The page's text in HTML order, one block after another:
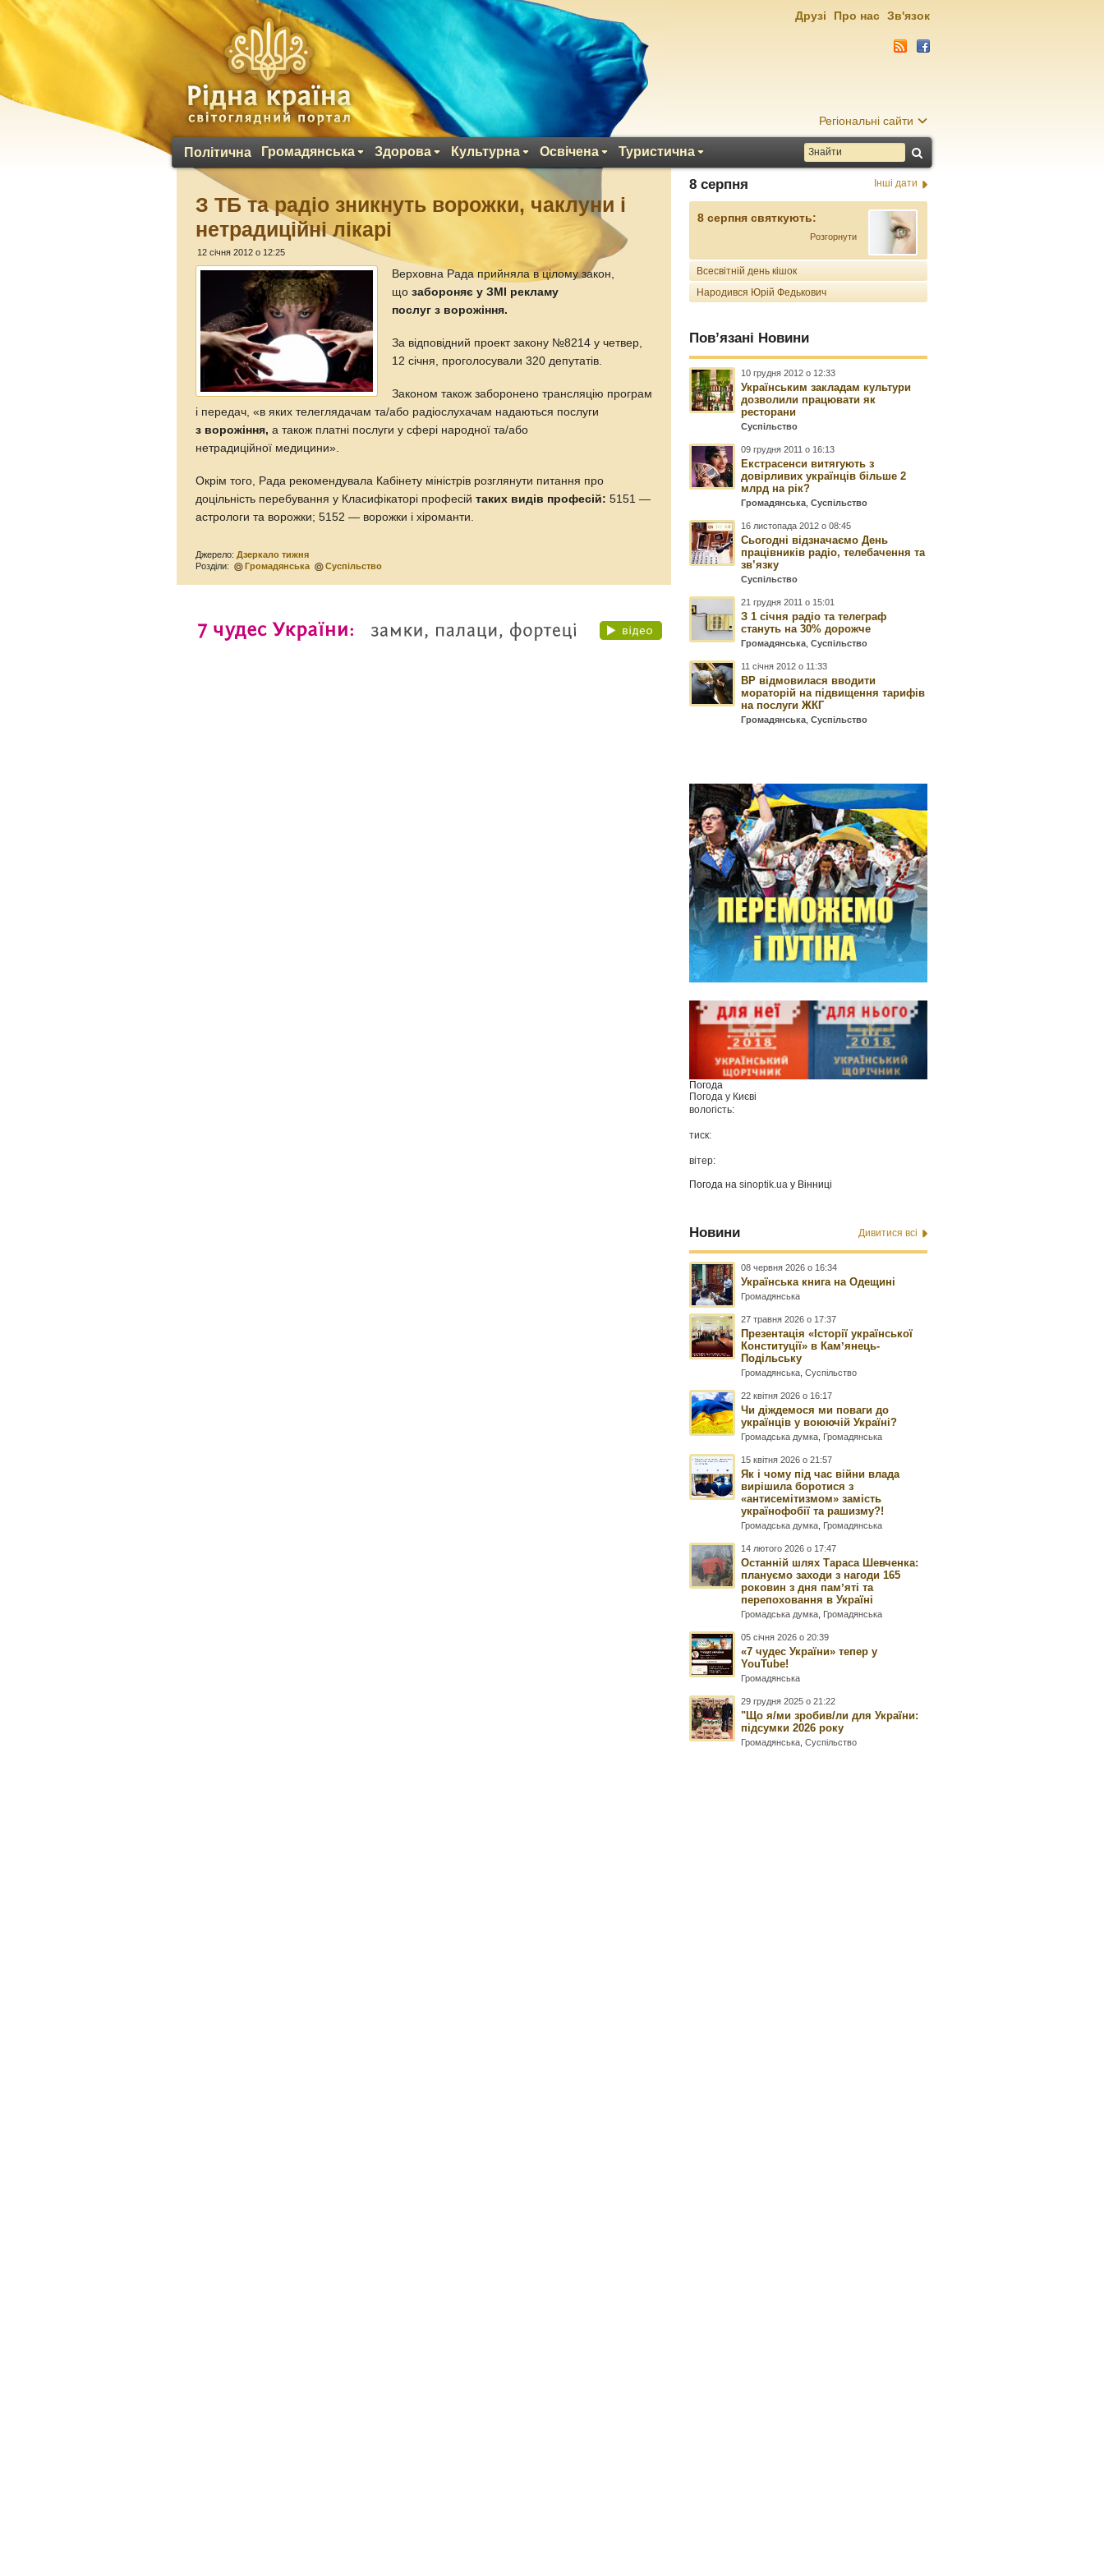
Регіональні сайти
Політична Громадянська Здорова Культурна Освічена Туристична
Друзі Про нас Зв'язок
З ТБ та радіо зникнуть ворожки, чаклуни і
нетрадиційні лікарі
12 січня 2012 о 12:25
Верховна Рада прийняла в цілому закон,
щозабороняє у ЗМІ рекламу
послуг з ворожіння.
За відповідний проект закону №8214 у четвер,
12 січня, проголосували 320 депутатів.
Законом також заборонено трансляцію програм
і передач, «в яких телеглядачам та/або радіослухачам надаються послуги
з ворожіння, а також платні послуги у сфері народної та/або
нетрадиційної медицини».
Окрім того, Рада рекомендувала Кабінету міністрів розглянути питання про
доцільність перебування у Класифікаторі професійтаких видів професій: 5151 —
астрологи та ворожки; 5152 — ворожки і хіроманти.
Джерело:Дзеркало тижня
Розділи:
Громадянська Суспільство
8 серпня Інші дати
8 серпня святкують:
Розгорнути
Всесвітній день кішок
Народився Юрій Федькович
Пов’язані Новини
10 грудня 2012 о 12:33
Українським закладам культури
дозволили працювати як
ресторани
Суспільство
09 грудня 2011 о 16:13
Екстрасенси витягують з
довірливих українців більше 2
млрд на рік?
Громадянська ,Суспільство
16 листопада 2012 о 08:45
Сьогодні відзначаємо День
працівників радіо, телебачення та
зв’язку
Суспільство
21 грудня 2011 о 15:01
З 1 січня радіо та телеграф
стануть на 30% дорожче
Громадянська ,Суспільство
11 січня 2012 о 11:33
ВР відмовилася вводити
мораторій на підвищення тарифів
на послуги ЖКГ
Громадянська ,Суспільство
Погода
Погода у Києві
вологість:
тиск:
вітер:
Погода наsinoptik.ua у Вінниці
Новини Дивитися всі
08 червня 2026 о 16:34
Українська книга на Одещині
Громадянська
27 травня 2026 о 17:37
Презентація «Історії української
Конституції» в Камʼянець-
Подільську
Громадянська ,Суспільство
22 квітня 2026 о 16:17
Чи діждемося ми поваги до
українців у воюючій Україні?
Громадська думка Громадянська
15 квітня 2026 о 21:57
Як і чому під час війни влада
вирішила боротися з
«антисемітизмом» замість
українофобії та рашизму?!
Громадська думка Громадянська
14 лютого 2026 о 17:47
Останній шлях Тараса Шевченка:
плануємо заходи з нагоди 165
роковин з дня памʼяті та
перепоховання в Україні
Громадська думка Громадянська
05 січня 2026 о 20:39
«7 чудес України» тепер у
YouTube!
Громадянська
29 грудня 2025 о 21:22
"Що я/ми зробив/ли для України:
підсумки 2026 року
Громадянська ,Суспільство